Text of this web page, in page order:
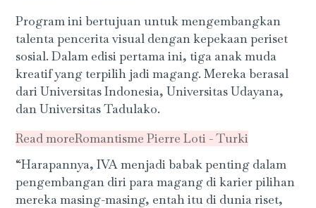
Program ini bertujuan untuk mengembangkan
talenta pencerita visual dengan kepekaan periset
sosial. Dalam edisi pertama ini, tiga anak muda
kreatif yang terpilih jadi magang. Mereka berasal
dari Universitas Indonesia, Universitas Udayana,
dan Universitas Tadulako.
Read moreRomantisme Pierre Loti - Turki
“Harapannya, IVA menjadi babak penting dalam
pengembangan diri para magang di karier pilihan
mereka masing-masing, entah itu di dunia riset,